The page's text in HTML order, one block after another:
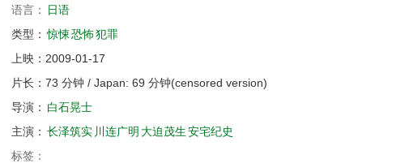
语言：
日语
类型： 惊悚恐怖犯罪
上映： 2009-01-17
片长： 73 分钟 / Japan: 69 分钟(censored version)
导演： 白石晃士
主演： 长泽筑实 川连广明 大迫茂生安宅纪史
标签：